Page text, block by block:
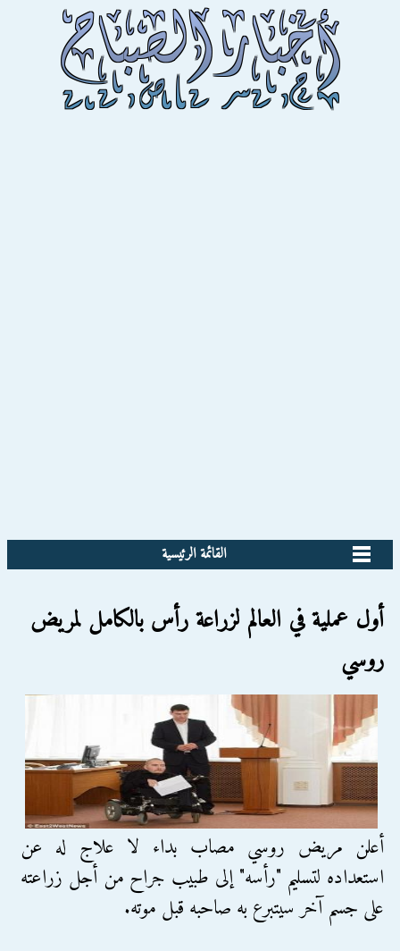
القائمة الرئيسية
أول عملية في العالم لزراعة رأس بالكامل لمريض
روسي
أعلن مريض روسي مصاب بداء لا علاج له عن
استعداده لتسليم "رأسه" إلى طبيب جراح من أجل زراعته
على جسم آخر سيتبرع به صاحبه قبل موته.